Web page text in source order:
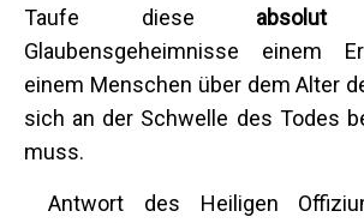
Taufe diese absolut
Glaubensgeheimnisse einem
einem Menschen über dem Alter
sich an der Schwelle des Todes
muss.
Antwort des Heiligen